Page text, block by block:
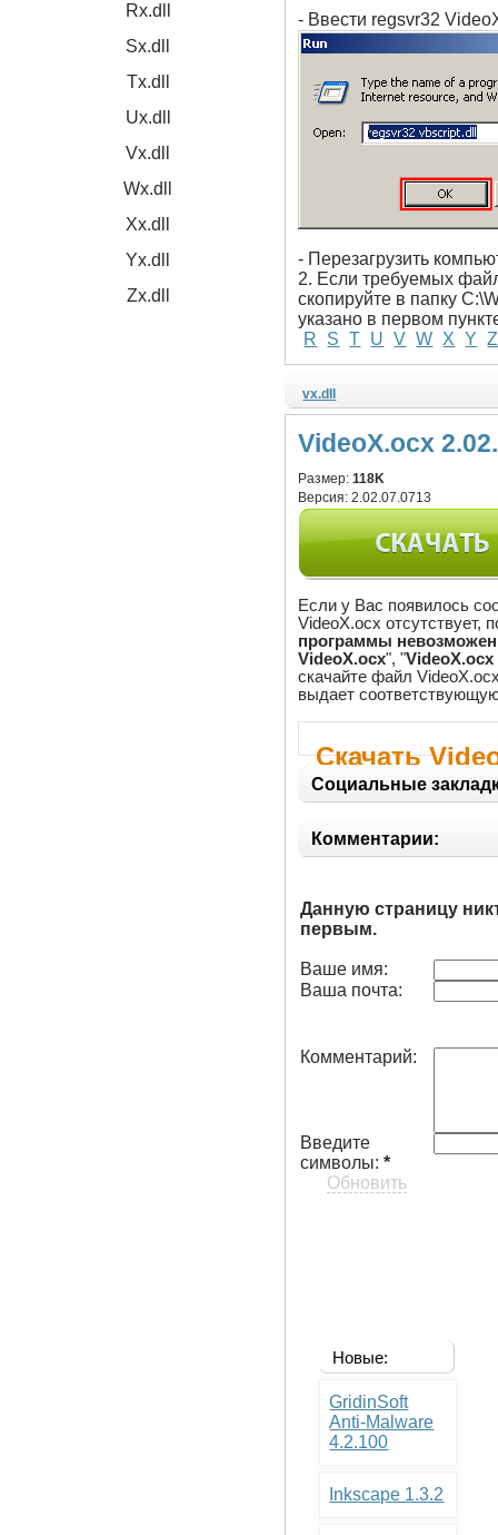
Rx.dll
Sx.dll
Tx.dll
Ux.dll
Vx.dll
Wx.dll
Xx.dll
Yx.dll
Zx.dll
- Ввести regsvr32
- Перезагрузить
2. Если требуемых
скопируйте в папку
указано в первом
R
S T U V W X Y Z
vx.dll
VideoX.ocx
Размер:118K
Версия:2.02.07.0713
Если у Вас появилось
VideoX.ocx отсутствует,
программы невозможен,
VideoX.ocx", "
скачайте файл
выдает
Скачать
Социальные
Комментарии:
Данную страницу
первым.
Ваше имя:
Ваша почта:
Комментарий:
Введите
символы:*
Обновить
Новые:
GridinSoft
Anti-Malware
4.2.100
Inkscape 1.3.2